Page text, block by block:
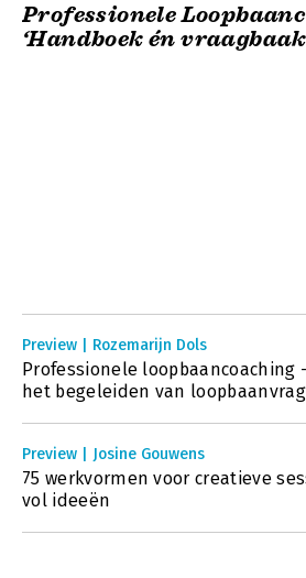
Professionele
‘Handboek én
Preview | Rozemarijn Dols
Professionele loopbaancoaching
het begeleiden van
Preview | Josine Gouwens
75 werkvormen voor creatieve
vol ideeën